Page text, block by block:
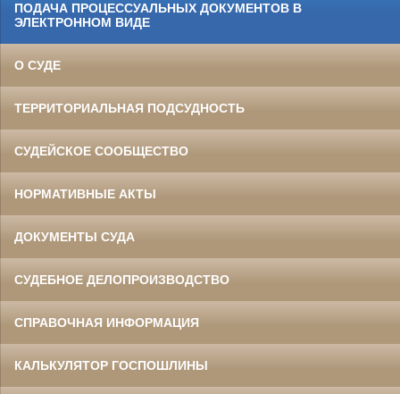
ПОДАЧА ПРОЦЕССУАЛЬНЫХ ДОКУМЕНТОВ В
ЭЛЕКТРОННОМ ВИДЕ
О СУДЕ
ТЕРРИТОРИАЛЬНАЯ ПОДСУДНОСТЬ
СУДЕЙСКОЕ СООБЩЕСТВО
НОРМАТИВНЫЕ АКТЫ
ДОКУМЕНТЫ СУДА
СУДЕБНОЕ ДЕЛОПРОИЗВОДСТВО
СПРАВОЧНАЯ ИНФОРМАЦИЯ
КАЛЬКУЛЯТОР ГОСПОШЛИНЫ